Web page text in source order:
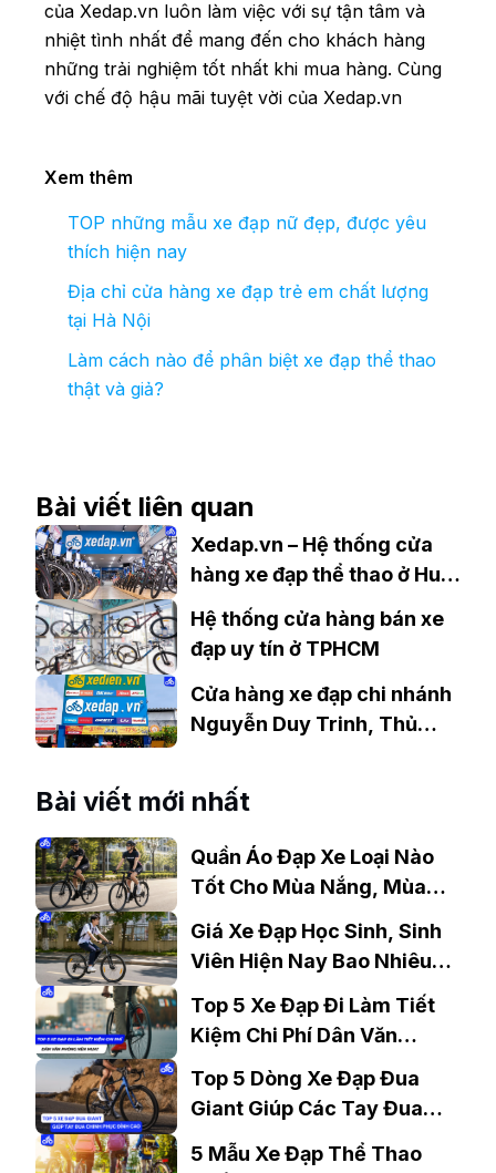
của Xedap.vn luôn làm việc với sự tận tâm và
nhiệt tình nhất để mang đến cho khách hàng
những trải nghiệm tốt nhất khi mua hàng. Cùng
với chế độ hậu mãi tuyệt vời của Xedap.vn
Xem thêm
TOP những mẫu xe đạp nữ đẹp, được yêu
thích hiện nay
Địa chỉ cửa hàng xe đạp trẻ em chất lượng
tại Hà Nội
Làm cách nào để phân biệt xe đạp thể thao
thật và giả?
Bài viết liên quan
Xedap.vn – Hệ thống cửa
hàng xe đạp thể thao ở Huế
uy tín, chất lượng
Hệ thống cửa hàng bán xe
đạp uy tín ở TPHCM
Cửa hàng xe đạp chi nhánh
Nguyễn Duy Trinh, Thủ
Bài viết mới nhất
Quần Áo Đạp Xe Loại Nào
Tốt Cho Mùa Nắng, Mùa
Giá Xe Đạp Học Sinh, Sinh
Viên Hiện Nay Bao Nhiêu?
Top 5 Xe Đạp Đi Làm Tiết
Kiệm Chi Phí Dân Văn
Phòng Nên Mua?
Top 5 Dòng Xe Đạp Đua
Giant Giúp Các Tay Đua
Chinh Phục Đỉnh Cao
5 Mẫu Xe Đạp Thể Thao